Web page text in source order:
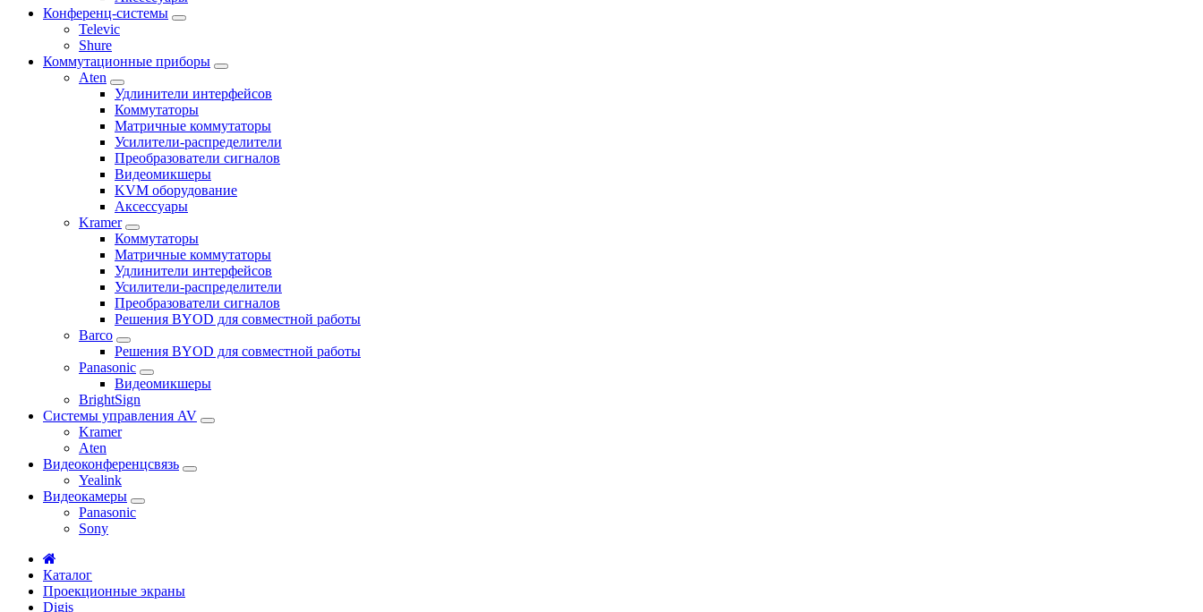
Конференц-системы
Televic
Shure
Коммутационные приборы
Aten
Удлинители интерфейсов
Коммутаторы
Матричные коммутаторы
Усилители-распределители
Преобразователи сигналов
Видеомикшеры
KVM оборудование
Аксессуары
Kramer
Коммутаторы
Матричные коммутаторы
Удлинители интерфейсов
Усилители-распределители
Преобразователи сигналов
Решения BYOD для совместной работы
Barco
Решения BYOD для совместной работы
Panasonic
Видеомикшеры
BrightSign
Системы управления AV
Kramer
Aten
Видеоконференцсвязь
Yealink
Видеокамеры
Panasonic
Sony
Каталог
Проекционные экраны
Digis